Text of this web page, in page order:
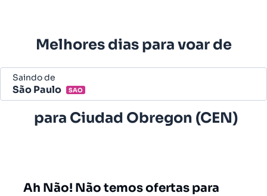
Melhores dias para voar de
Saindo de
São Paulo SAO
Belo Horizonte - Todos (BHZ)
para Ciudad Obregon (CEN)
Ah Não! Não temos ofertas para